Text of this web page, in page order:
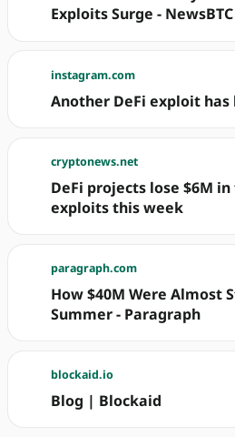
Exploits Surge - NewsBTC
instagram.com
Another DeFi exploit
cryptonews.net
DeFi projects lose $6M
exploits this week
paragraph.com
How $40M Were Almost
Summer - Paragraph
blockaid.io
Blog | Blockaid